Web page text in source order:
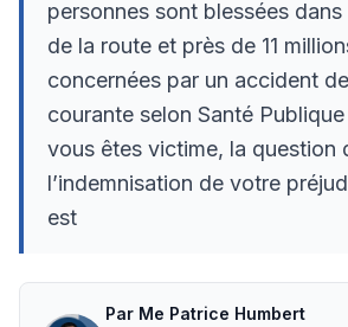
personnes sont blessées
de la route et près de 11
concernées par un accident
courante selon Santé Publique
vous êtes victime, la question
l’indemnisation de votre
est
Par Me Patrice Humbert